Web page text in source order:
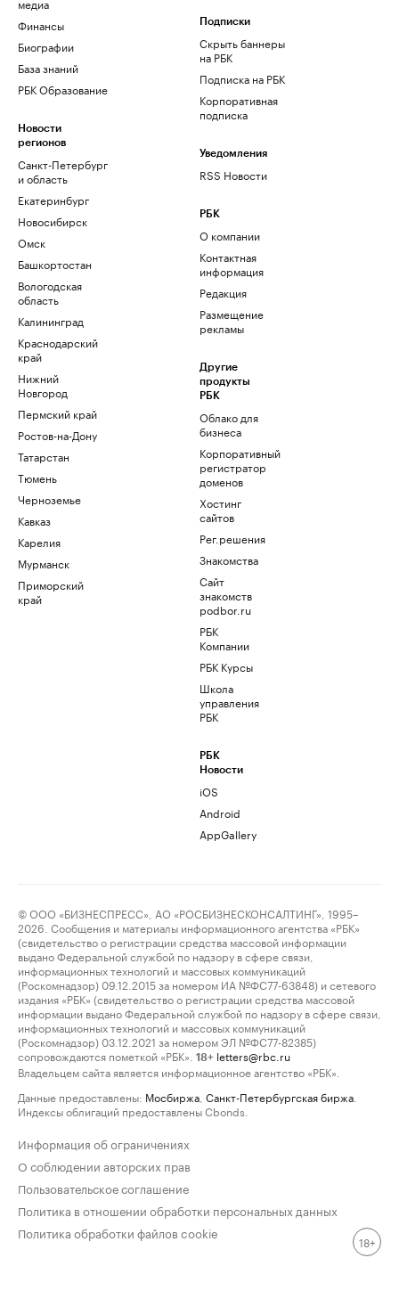
медиа
Финансы
Биографии
База знаний
РБК Образование
Новости
регионов
Санкт-Петербург
и область
Екатеринбург
Новосибирск
Омск
Башкортостан
Вологодская
область
Калининград
Краснодарский
край
Нижний
Новгород
Пермский край
Ростов-на-Дону
Татарстан
Тюмень
Черноземье
Кавказ
Карелия
Мурманск
Приморский
край
Подписки
Скрыть баннеры
на РБК
Подписка на РБК
Корпоративная
подписка
Уведомления
RSS Новости
РБК
О компании
Контактная
информация
Редакция
Размещение
рекламы
Другие
продукты
РБК
Облако для
бизнеса
Корпоративный
регистратор
доменов
Хостинг
сайтов
Рег.решения
Знакомства
Сайт
знакомств
podbor.ru
РБК
Компании
РБК Курсы
Школа
управления
РБК
РБК
Новости
iOS
Android
AppGallery
© ООО «БИЗНЕСПРЕСС», АО «РОСБИЗНЕСКОНСАЛТИНГ», 1995–
2026. Сообщения и материалы информационного агентства «РБК»
(свидетельство о регистрации средства массовой информации
выдано Федеральной службой по надзору в сфере связи,
информационных технологий и массовых коммуникаций
(Роскомнадзор) 09.12.2015 за номером ИА №ФС77-63848) и сетевого
издания «РБК» (свидетельство о регистрации средства массовой
информации выдано Федеральной службой по надзору в сфере связи,
информационных технологий и массовых коммуникаций
(Роскомнадзор) 03.12.2021 за номером ЭЛ №ФС77-82385)
сопровождаются пометкой «РБК».
18+ letters@rbc.ru
Владельцем сайта является информационное агентство «РБК».
Данные предоставлены: Мосбиржа Санкт-Петербургская биржа
Индексы облигаций предоставлены Cbonds.
Информация об ограничениях
О соблюдении авторских прав
Пользовательское соглашение
Политика в отношении обработки персональных данных
Политика обработки файлов cookie
18+